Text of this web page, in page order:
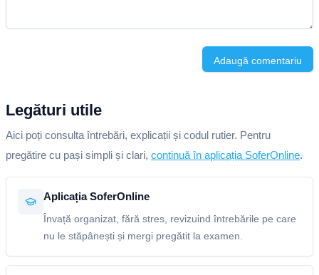
Adaugă comentariu
Legături utile
Aici poți consulta întrebări, explicații și codul rutier. Pentru
pregătire cu pași simpli și clari, continuă în aplicația SoferOnline.
Aplicația SoferOnline
Învață organizat, fără stres, revizuind întrebările pe care
nu le stăpânești și mergi pregătit la examen.